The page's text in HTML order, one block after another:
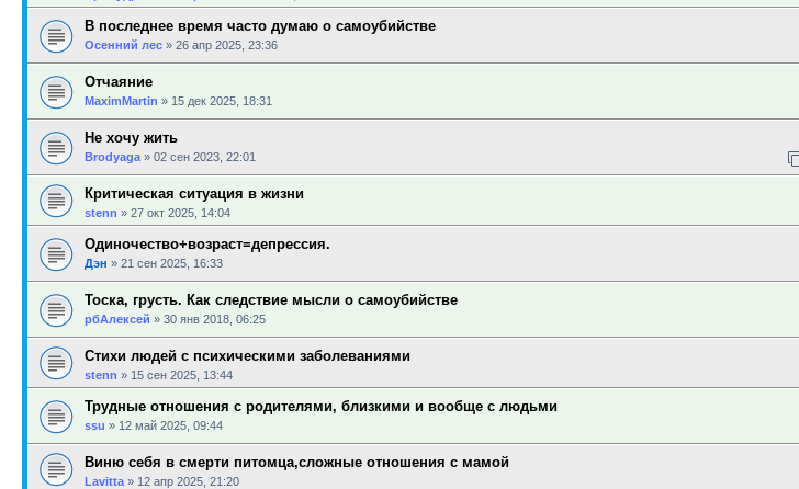
В последнее время часто думаю о самоубийстве
Осенний лес » 26 апр 2025, 23:36
Отчаяние
MaximMartin » 15 дек 2025, 18:31
Не хочу жить
Brodyaga » 02 сен 2023, 22:01
Критическая ситуация в жизни
stenn » 27 окт 2025, 14:04
Одиночество+возраст=депрессия.
Дэн » 21 сен 2025, 16:33
Тоска, грусть. Как следствие мысли о самоубийстве
рбАлексей » 30 янв 2018, 06:25
Стихи людей с психическими заболеваниями
stenn » 15 сен 2025, 13:44
Трудные отношения с родителями, близкими и вообще с людьми
ssu » 12 май 2025, 09:44
Виню себя в смерти питомца,сложные отношения с мамой
Lavitta » 12 апр 2025, 21:20